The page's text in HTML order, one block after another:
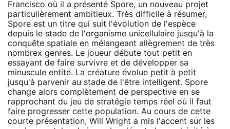
Francisco où il a présenté Spore, un nouveau projet
particulièrement ambitieux. Très difficile à résumer,
Spore est un titre qui suit l'évolution de l'espèce
depuis le stade de l'organisme unicellulaire jusqu'à la
conquête spatiale en mélangeant allègrement de très
nombrex genres. Le joueur débute tout petit en
essayant de faire survivre et de développer sa
minuscule entité. La créature évolue petit à petit
jusqu'à parvenir au stade de l'être intelligent. Spore
change alors complètement de perspective en se
rapprochant du jeu de stratégie temps réel où il faut
faire progresser cette population. Au cours de cette
courte présentation, Will Wright a mis l'accent sur les